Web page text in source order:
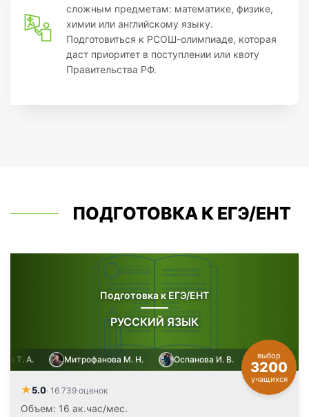
сложным предметам: математике, физике,
химии или английскому языку.
Подготовиться к РСОШ-олимпиаде, которая
даст приоритет в поступлении или квоту
Правительства РФ.
ПОДГОТОВКА К ЕГЭ/ЕНТ
Подготовка к ЕГЭ/ЕНТ
РУССКИЙ ЯЗЫК
выбор
3200
учащихся
Митрофанова М. Н. Оспанова И. В. Кийко Т. А.
★5.0· 16 739 оценок
Объем: 16 ак.час/мес.